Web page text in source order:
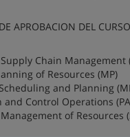
APROBACION DEL
Chain Management
of Resources (MP)
and Planning
Control Operations
of Resources